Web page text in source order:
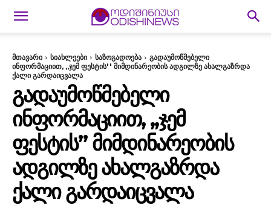
მთავარი სიახლეები საზოგადოება
გადაუმოწმებელი
ინფორმაციით, ,,ჯემ ფესტის'' მიმდინარეობის ადგილზე ახალგაზრდა
ქალი გარდაიცვალა
ᲒᲐᲓᲐᲣᲛᲝᲬᲛᲔᲑᲔᲚᲘ
ᲘᲜᲤᲝᲠᲛᲐᲪᲘᲘᲗ, ,,ᲯᲔᲛ
ᲤᲔᲡᲢᲘᲡ” ᲛᲘᲛᲓᲘᲜᲐᲠᲔᲝᲑᲘᲡ
ᲐᲓᲒᲘᲚᲖᲔ ᲐᲮᲐᲚᲒᲐᲖᲠᲓᲐ
ᲥᲐᲚᲘ ᲒᲐᲠᲓᲐᲘᲪᲕᲐᲚᲐ